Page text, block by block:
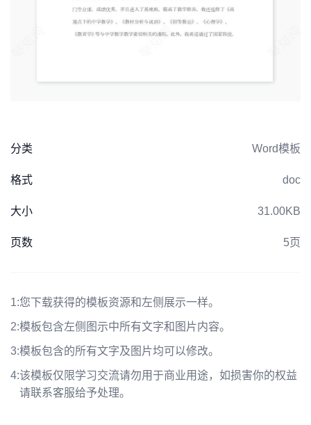
分类 Word模板
格式 doc
大小 31.00KB
页数 5页
1:您下载获得的模板资源和左侧展示一样。
2:模板包含左侧图示中所有文字和图片内容。
3:模板包含的所有文字及图片均可以修改。
4:该模板仅限学习交流请勿用于商业用途，如损害你的权益
请联系客服给予处理。